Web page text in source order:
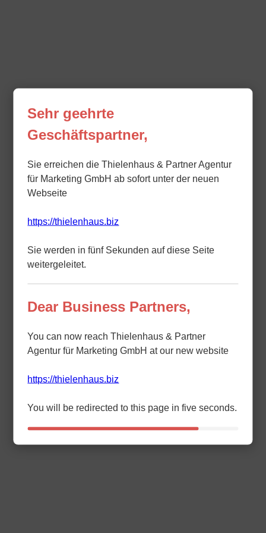
Sehr geehrte
Geschäftspartner,
Sie erreichen die Thielenhaus & Partner Agentur
für Marketing GmbH ab sofort unter der neuen
Webseite
https://thielenhaus.biz
Sie werden in fünf Sekunden auf diese Seite
weitergeleitet.
Dear Business Partners,
You can now reach Thielenhaus & Partner
Agentur für Marketing GmbH at our new website
https://thielenhaus.biz
You will be redirected to this page in five seconds.